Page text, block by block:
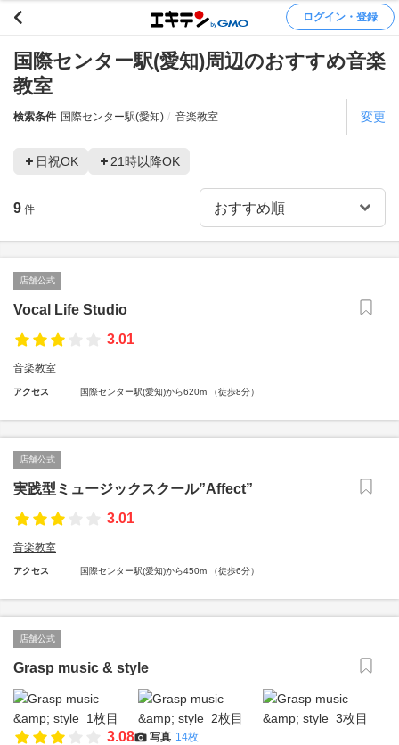
ログイン・登録
国際センター駅(愛知)周辺のおすすめ音楽
教室
検索条件 国際センター駅(愛知) 音楽教室 変更
日祝OK 21時以降OK
9 件
店舗公式
Vocal Life Studio
3.01
音楽教室
アクセス 国際センター駅(愛知)から620m （徒歩8分）
店舗公式
実践型ミュージックスクール”Affect”
3.01
音楽教室
アクセス 国際センター駅(愛知)から450m （徒歩6分）
店舗公式
Grasp music & style
3.08 写真 14枚